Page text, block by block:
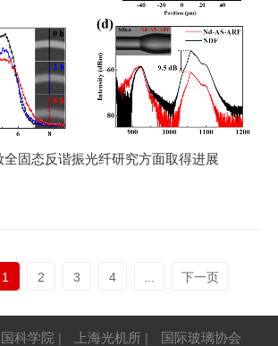
全固态反谐振光纤研究方面取得进展
1 2 3 4 ... 下一页
科学院 | 上海光机所 | 国际玻璃协会